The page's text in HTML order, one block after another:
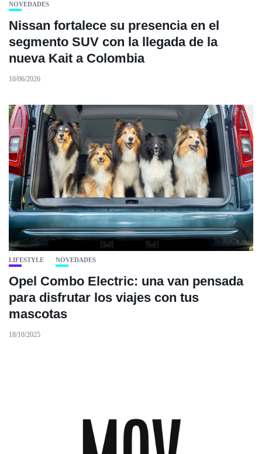
NOVEDADES
Nissan fortalece su presencia en el
segmento SUV con la llegada de la
nueva Kait a Colombia
10/06/2026
LIFESTYLE NOVEDADES
Opel Combo Electric: una van pensada
para disfrutar los viajes con tus
mascotas
18/10/2025